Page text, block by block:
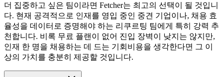
더 집중하고 싶은 팀이라면 Fetcher는 최고의 선택이 될 것입니
다. 현재 공격적으로 인재를 영입 중인 중견 기업이나, 채용 효
율성을 데이터로 증명해야 하는 리쿠르팅 팀에게 특히 강력 추
천합니다. 비록 무료 플랜이 없어 진입 장벽이 낮지는 않지만,
인재 한 명을 채용하는 데 드는 기회비용을 생각한다면 그 이
상의 가치를 충분히 제공할 것입니다.